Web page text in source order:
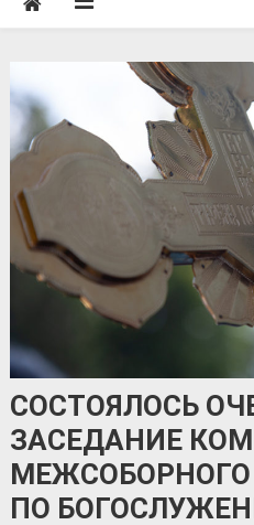
СОСТОЯЛОСЬ
ЗАСЕДАНИЕ
ПО